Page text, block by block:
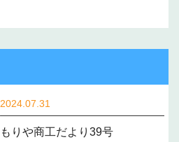
2024.07.31
もりや商工だより39号